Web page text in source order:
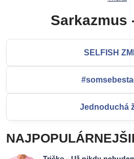
Sarkazmus
SELFISH
Jednoduchá